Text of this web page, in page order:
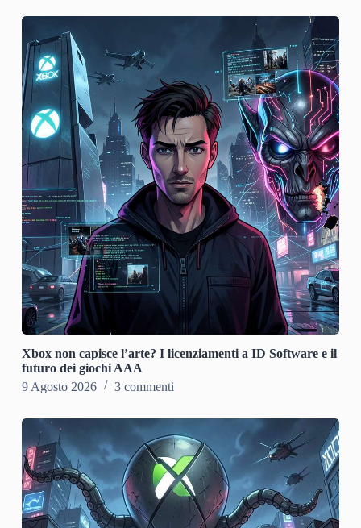
Xbox non capisce l’arte? I licenziamenti a ID Software e il
futuro dei giochi AAA
9 Agosto 2026
3 commenti